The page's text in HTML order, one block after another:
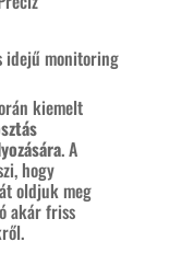
idejű monitoring
kiemelt
. A
hogy
oldjuk meg
akár friss